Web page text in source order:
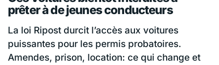
prêter à de jeunes conducteurs
La loi Ripost durcit l’accès aux voitures
puissantes pour les permis probatoires.
Amendes, prison, location: ce qui change et